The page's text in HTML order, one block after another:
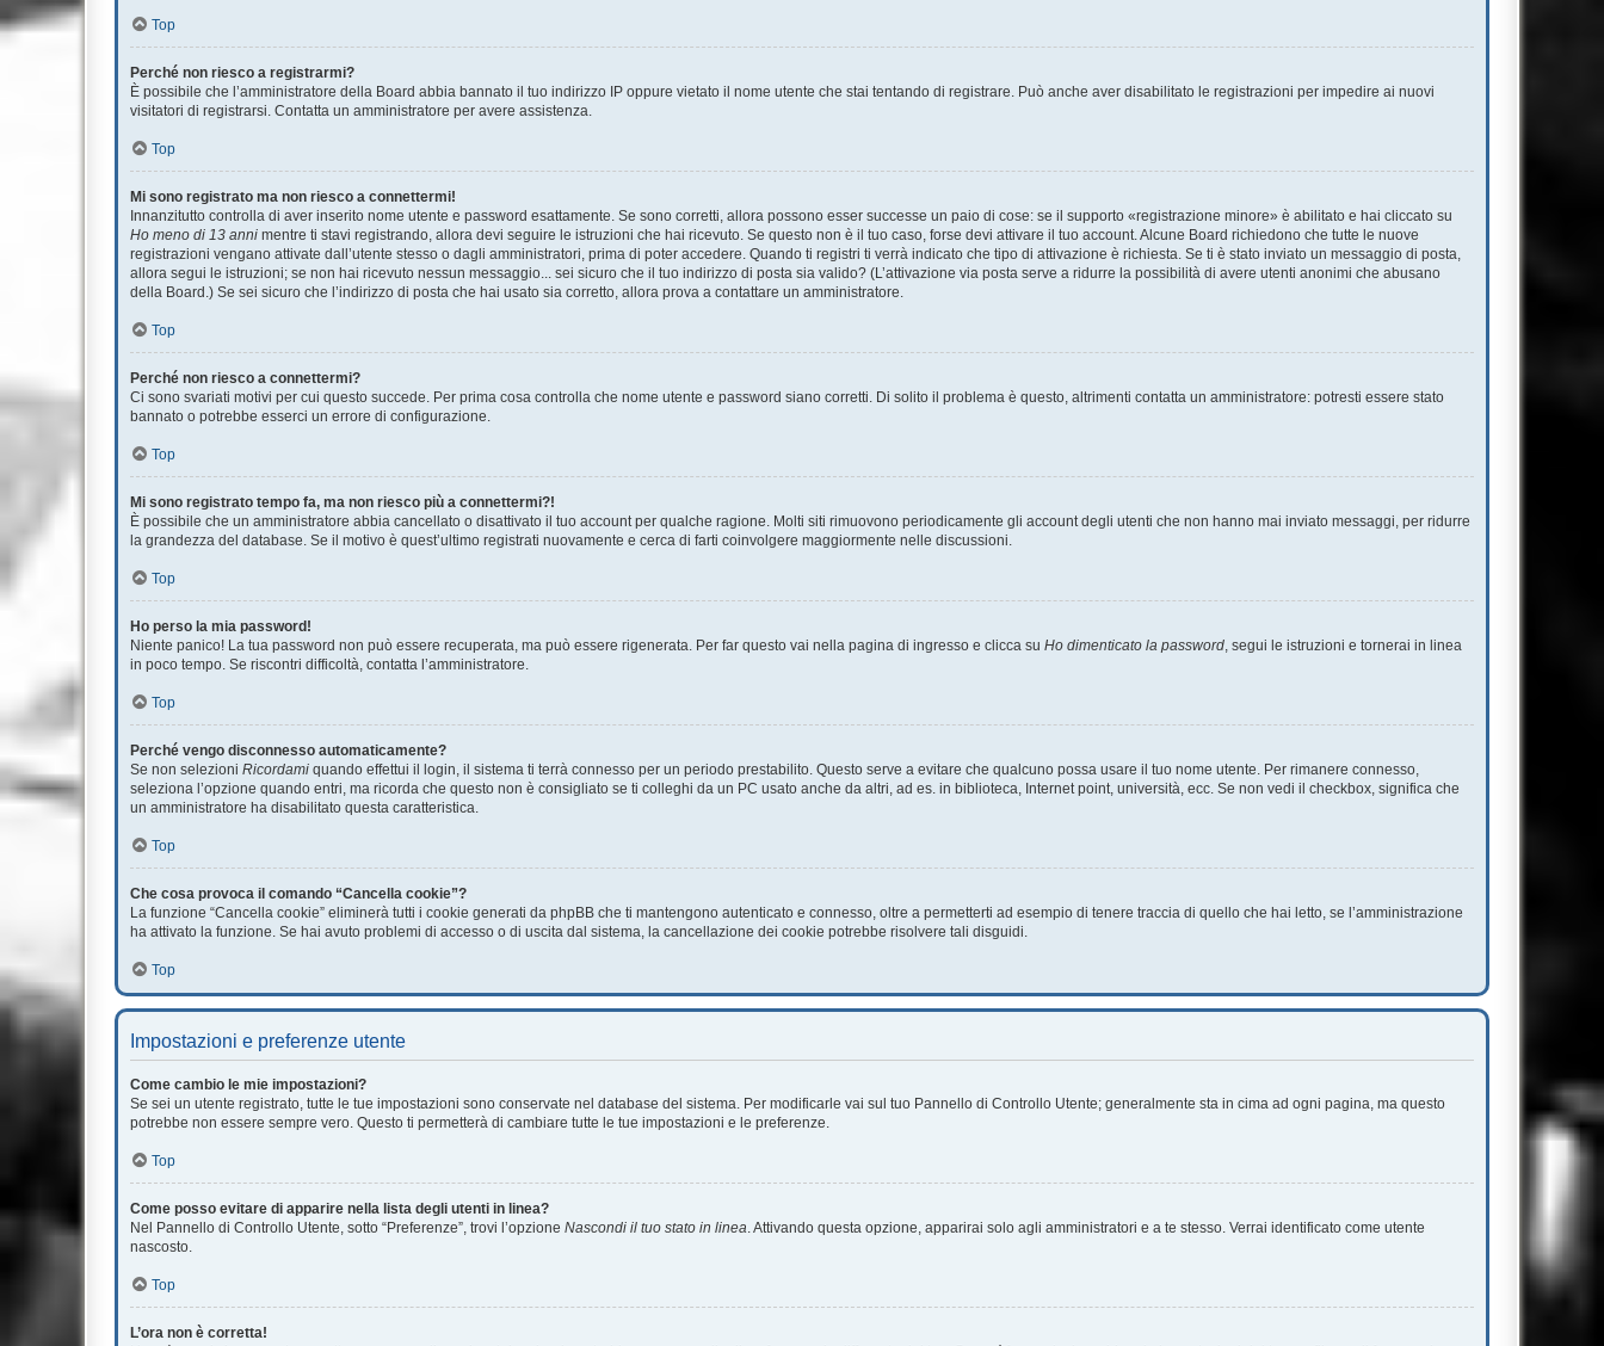
Top
Perché non riesco a registrarmi?
È possibile che l’amministratore della Board abbia bannato il tuo indirizzo IP oppure vietato il nome utente che stai tentando di registrare. Può anche aver disabilitato le registrazioni per impedire ai nuovi
visitatori di registrarsi. Contatta un amministratore per avere assistenza.
Top
Mi sono registrato ma non riesco a connettermi!
Innanzitutto controlla di aver inserito nome utente e password esattamente. Se sono corretti, allora possono esser successe un paio di cose: se il supporto «registrazione minore» è abilitato e hai cliccato su
Ho meno di 13 anni mentre ti stavi registrando, allora devi seguire le istruzioni che hai ricevuto. Se questo non è il tuo caso, forse devi attivare il tuo account. Alcune Board richiedono che tutte le nuove
registrazioni vengano attivate dall’utente stesso o dagli amministratori, prima di poter accedere. Quando ti registri ti verrà indicato che tipo di attivazione è richiesta. Se ti è stato inviato un messaggio di posta,
allora segui le istruzioni; se non hai ricevuto nessun messaggio... sei sicuro che il tuo indirizzo di posta sia valido? (L’attivazione via posta serve a ridurre la possibilità di avere utenti anonimi che abusano
della Board.) Se sei sicuro che l’indirizzo di posta che hai usato sia corretto, allora prova a contattare un amministratore.
Top
Perché non riesco a connettermi?
Ci sono svariati motivi per cui questo succede. Per prima cosa controlla che nome utente e password siano corretti. Di solito il problema è questo, altrimenti contatta un amministratore: potresti essere stato
bannato o potrebbe esserci un errore di configurazione.
Top
Mi sono registrato tempo fa, ma non riesco più a connettermi?!
È possibile che un amministratore abbia cancellato o disattivato il tuo account per qualche ragione. Molti siti rimuovono periodicamente gli account degli utenti che non hanno mai inviato messaggi, per ridurre
la grandezza del database. Se il motivo è quest’ultimo registrati nuovamente e cerca di farti coinvolgere maggiormente nelle discussioni.
Top
Ho perso la mia password!
Niente panico! La tua password non può essere recuperata, ma può essere rigenerata. Per far questo vai nella pagina di ingresso e clicca su Ho dimenticato la password , segui le istruzioni e tornerai in linea
in poco tempo. Se riscontri difficoltà, contatta l’amministratore.
Top
Perché vengo disconnesso automaticamente?
Se non selezioni Ricordami quando effettui il login, il sistema ti terrà connesso per un periodo prestabilito. Questo serve a evitare che qualcuno possa usare il tuo nome utente. Per rimanere connesso,
seleziona l’opzione quando entri, ma ricorda che questo non è consigliato se ti colleghi da un PC usato anche da altri, ad es. in biblioteca, Internet point, università, ecc. Se non vedi il checkbox, significa che
un amministratore ha disabilitato questa caratteristica.
Top
Che cosa provoca il comando “Cancella cookie”?
La funzione “Cancella cookie” eliminerà tutti i cookie generati da phpBB che ti mantengono autenticato e connesso, oltre a permetterti ad esempio di tenere traccia di quello che hai letto, se l’amministrazione
ha attivato la funzione. Se hai avuto problemi di accesso o di uscita dal sistema, la cancellazione dei cookie potrebbe risolvere tali disguidi.
Top
Impostazioni e preferenze utente
Come cambio le mie impostazioni?
Se sei un utente registrato, tutte le tue impostazioni sono conservate nel database del sistema. Per modificarle vai sul tuo Pannello di Controllo Utente; generalmente sta in cima ad ogni pagina, ma questo
potrebbe non essere sempre vero. Questo ti permetterà di cambiare tutte le tue impostazioni e le preferenze.
Top
Come posso evitare di apparire nella lista degli utenti in linea?
Nel Pannello di Controllo Utente, sotto “Preferenze”, trovi l’opzione Nascondi il tuo stato in linea . Attivando questa opzione, apparirai solo agli amministratori e a te stesso. Verrai identificato come utente
nascosto.
Top
L’ora non è corretta!